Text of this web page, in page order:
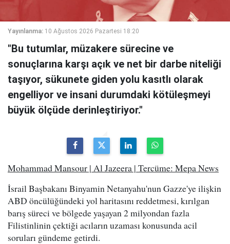
Yayınlanma: 10 Ağustos 2026 Pazartesi 18:20
"Bu tutumlar, müzakere sürecine ve
sonuçlarına karşı açık ve net bir darbe niteliği
taşıyor, sükunete giden yolu kasıtlı olarak
engelliyor ve insani durumdaki kötüleşmeyi
büyük ölçüde derinleştiriyor."
Mohammad Mansour | Al Jazeera | Tercüme: Mepa News
İsrail Başbakanı Binyamin Netanyahu'nun Gazze'ye ilişkin
ABD öncülüğündeki yol haritasını reddetmesi, kırılgan
barış süreci ve bölgede yaşayan 2 milyondan fazla
Filistinlinin çektiği acıların uzaması konusunda acil
soruları gündeme getirdi.